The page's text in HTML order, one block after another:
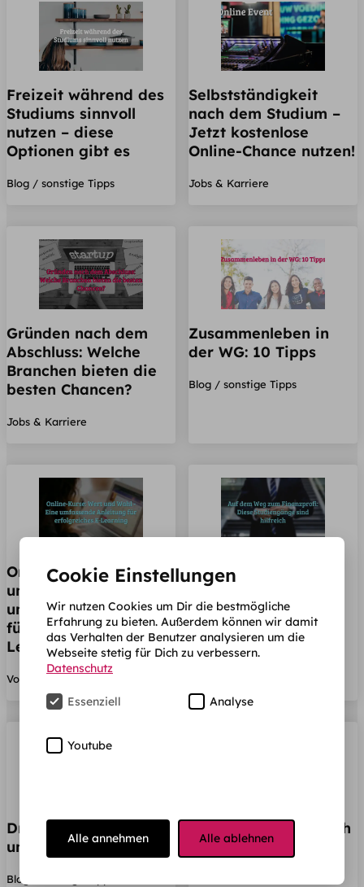
Freizeit während des
Studiums sinnvoll
nutzen – diese
Optionen gibt es
Blog / sonstige Tipps
Selbstständigkeit
nach dem Studium –
Jetzt kostenlose
Online-Chance nutzen!
Jobs & Karriere
Gründen nach dem
Abschluss: Welche
Branchen bieten die
besten Chancen?
Jobs & Karriere
Zusammenleben in
der WG: 10 Tipps
Blog / sonstige Tipps
Online-Kurse: Wert
und Wahl - Eine
umfassende Anleitung
für erfolgreiches E-
Learning
Vor dem Studium
Auf dem Weg zum
Finanzprofi: Diese
Studiengänge sind
hilfreich
Jobs & Karriere
Druckerpatronen: Zeit
und Geld sparen
Blog / sonstige Tipps
Karriereplanung nach
dem Studium richtig
Cookie Einstellungen
Wir nutzen Cookies um Dir die bestmögliche
Erfahrung zu bieten. Außerdem können wir damit
das Verhalten der Benutzer analysieren um die
Webseite stetig für Dich zu verbessern.
Datenschutz
Essenziell Analyse
Youtube
Alle annehmen Alle ablehnen